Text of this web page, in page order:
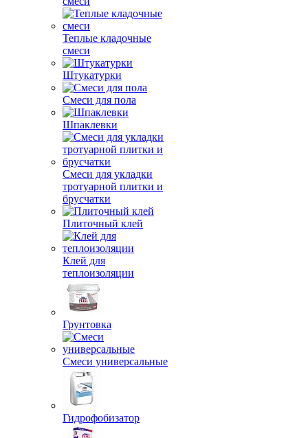
Теплые кладочные
смеси
Штукатурки
Смеси для пола
Шпаклевки
Смеси для укладки
тротуарной плитки и
брусчатки
Плиточный клей
Клей для
теплоизоляции
Грунтовка
Смеси универсальные
Гидрофобизатор